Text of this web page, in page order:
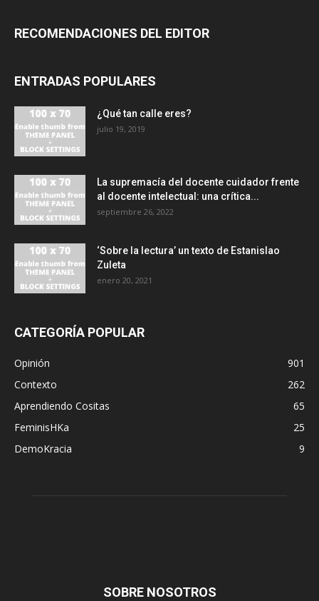
RECOMENDACIONES DEL EDITOR
ENTRADAS POPULARES
¿Qué tan calle eres?
julio 19, 2019
La supremacía del docente cuidador frente
al docente intelectual: una crítica...
septiembre 26, 2022
‘Sobre la lectura’ un texto de Estanislao
Zuleta
enero 20, 2021
CATEGORÍA POPULAR
Opinión
901
Contexto
262
Aprendiendo Cositas
65
FeminisHKa
25
DemoKracia
9
SOBRE NOSOTROS